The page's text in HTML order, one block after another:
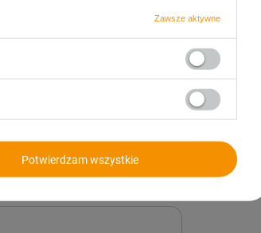
Zawsze aktywne
Potwierdzam wszystkie